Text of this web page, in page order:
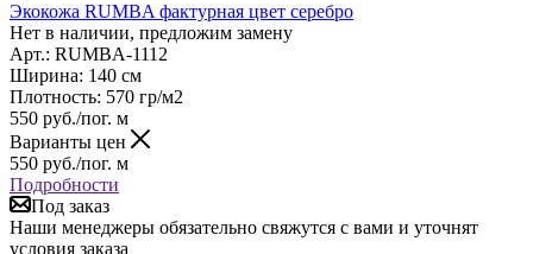
Экокожа RUMBA фактурная цвет серебро
Нет в наличии, предложим замену
Арт.: RUMBA-1112
Ширина: 140 см
Плотность: 570 гр/м2
550 руб./пог. м
Варианты цен
550 руб./пог. м
Подробности
Под заказ
Наши менеджеры обязательно свяжутся с вами и уточнят
условия заказа